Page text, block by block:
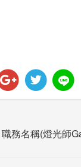
務名稱(燈光師